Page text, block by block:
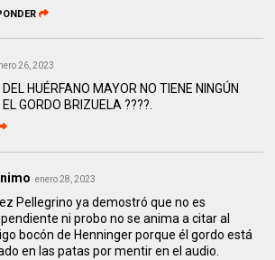
26, 2023
DEL HUÉRFANO MAYOR NO TIENE NINGÚN
GORDO BRIZUELA ????.
enero 28, 2023
Pellegrino ya demostró que no es
ni probo no se anima a citar al
bocón de Henninger porque él gordo está
en las patas por mentir en el audio.